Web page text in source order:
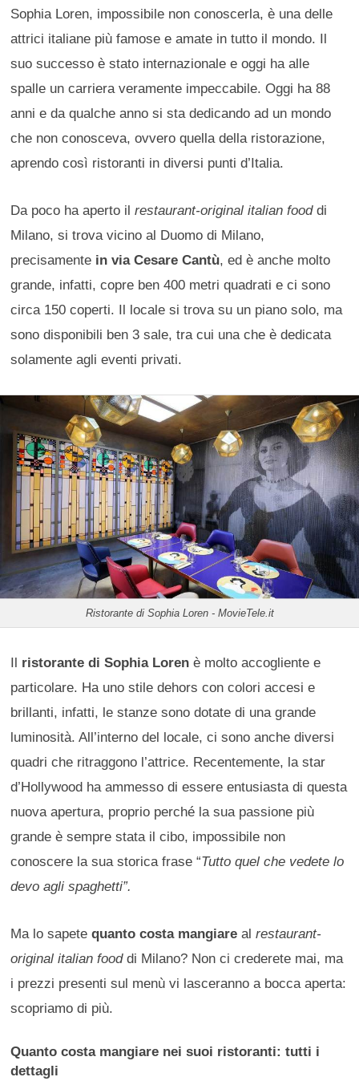
Sophia Loren, impossibile non conoscerla, è una delle
attrici italiane più famose e amate in tutto il mondo. Il
suo successo è stato internazionale e oggi ha alle
spalle un carriera veramente impeccabile. Oggi ha 88
anni e da qualche anno si sta dedicando ad un mondo
che non conosceva, ovvero quella della ristorazione,
aprendo così ristoranti in diversi punti d’Italia.
Da poco ha aperto il restaurant-original italian fooddi
Milano, si trova vicino al Duomo di Milano,
precisamente in via Cesare Cantù, ed è anche molto
grande, infatti, copre ben 400 metri quadrati e ci sono
circa 150 coperti. Il locale si trova su un piano solo, ma
sono disponibili ben 3 sale, tra cui una che è dedicata
solamente agli eventi privati.
Ristorante di Sophia Loren - MovieTele.it
Il ristorante di Sophia Loren è molto accogliente e
particolare. Ha uno stile dehors con colori accesi e
brillanti, infatti, le stanze sono dotate di una grande
luminosità. All’interno del locale, ci sono anche diversi
quadri che ritraggono l’attrice. Recentemente, la star
d’Hollywood ha ammesso di essere entusiasta di questa
nuova apertura, proprio perché la sua passione più
grande è sempre stata il cibo, impossibile non
conoscere la sua storica frase “Tutto quel che vedete lo
devo agli spaghetti”.
Ma lo sapete quanto costa mangiare alrestaurant-
original italian fooddi Milano? Non ci crederete mai, ma
i prezzi presenti sul menù vi lasceranno a bocca aperta:
scopriamo di più.
Quanto costa mangiare nei suoi ristoranti: tutti i
dettagli